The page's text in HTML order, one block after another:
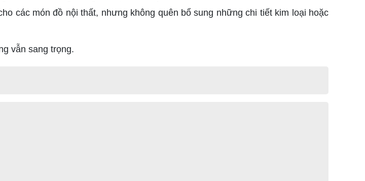
các món đồ nội thất, nhưng không quên bổ sung những chi tiết kim loại hoặc
vẫn sang trọng.